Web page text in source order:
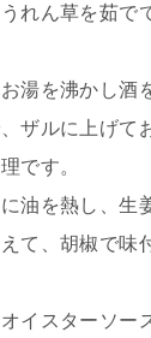
れん草を茹で
湯を沸かし酒
ザルに上げて
です。
油を熱し、生
て、胡椒で味
イスターソー